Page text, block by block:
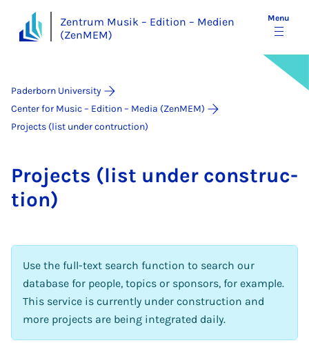
Zentrum Musik – Edition – Medien
(ZenMEM)
Menu
Paderborn University
Center for Music – Edition – Media (ZenMEM)
Projects (list under contruction)
Pro­jects (list un­der con­struc­
tion)
Use the full-text search function to search our
database for people, topics or sponsors, for example.
This service is currently under construction and
more projects are being integrated daily.